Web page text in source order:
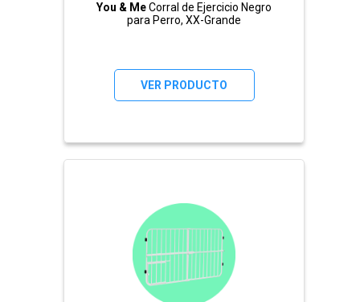
You & MeCorral de Ejercicio Negro
para Perro, XX-Grande
VER PRODUCTO